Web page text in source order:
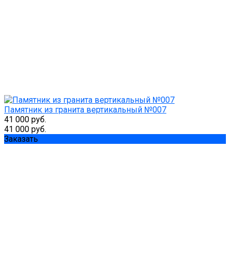
Памятник из гранита вертикальный №007
41 000 руб.
41 000 руб.
Заказать